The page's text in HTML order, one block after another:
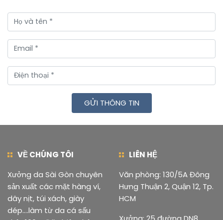
GỬI THÔNG TIN
VỀ CHÚNG TÔI
Xưởng da Sài Gòn chuyên
sản xuất các mặt hàng ví,
dây nịt, túi xách, giày
dép....làm từ da cá sấu
LIÊN HỆ
Văn phòng: 130/5A Đông
Hưng Thuận 2, Quận 12, Tp.
HCM